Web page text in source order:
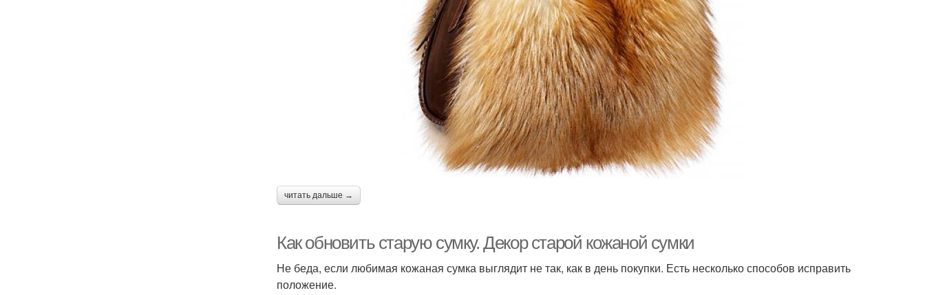
читать дальше →
Как обновить старую сумку. Декор старой кожаной сумки
Не беда, если любимая кожаная сумка выглядит не так, как в день покупки. Есть несколько способов исправить
положение.